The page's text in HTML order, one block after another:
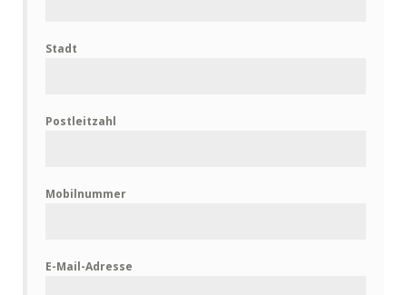
Stadt
Postleitzahl
Mobilnummer
E-Mail-Adresse